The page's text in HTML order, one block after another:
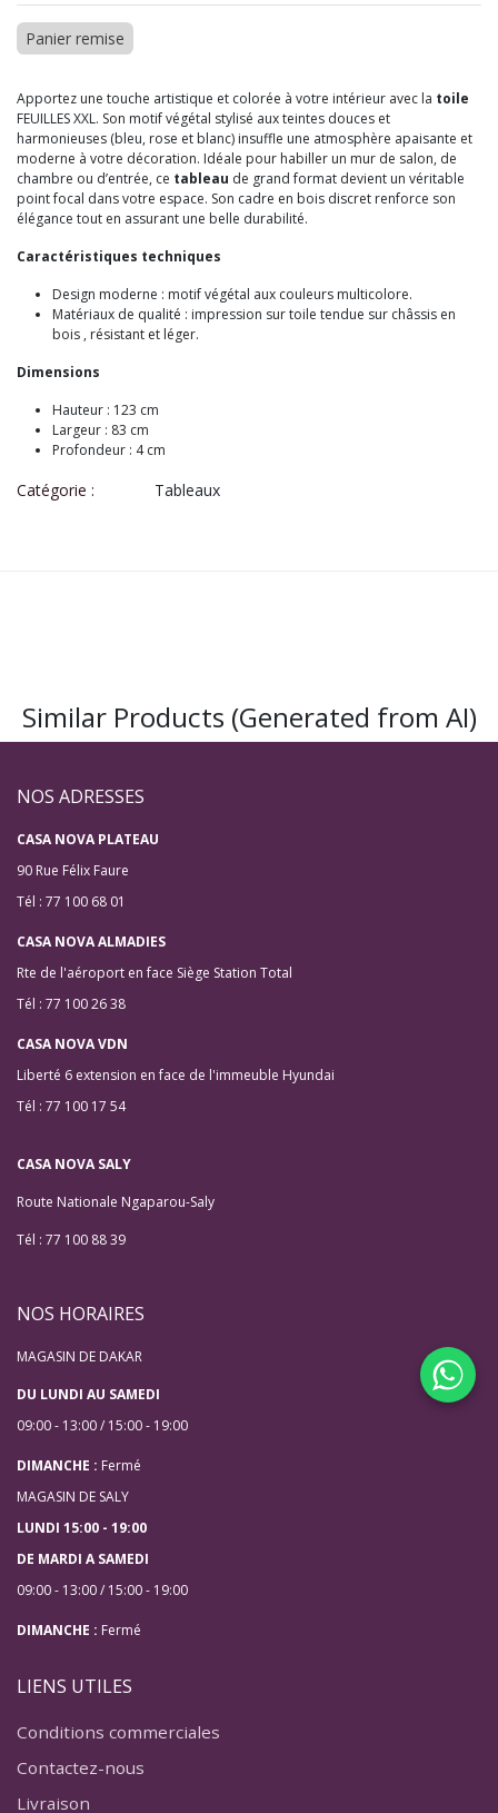
Panier remise
Apportez une touche artistique et colorée à votre intérieur avec la toile
FEUILLES XXL. Son motif végétal stylisé aux teintes douces et
harmonieuses (bleu, rose et blanc) insuffle une atmosphère apaisante et
moderne à votre décoration. Idéale pour habiller un mur de salon, de
chambre ou d’entrée, ce tableau de grand format devient un véritable
point focal dans votre espace. Son cadre en bois discret renforce son
élégance tout en assurant une belle durabilité.
Caractéristiques techniques
Design moderne : motif végétal aux couleurs multicolore.
Matériaux de qualité : impression sur toile tendue sur châssis en
bois , résistant et léger.
Dimensions
Hauteur : 123 cm
Largeur : 83 cm
Profondeur : 4 cm
Catégorie : Tableaux
Similar Products (Generated from AI)
NOS ADRESSES
CASA NOVA PLATEAU
90 Rue Félix Faure
Tél : 77 100 68 01
CASA NOVA ALMADIES
Rte de l'aéroport en face Siège Station Total
Tél : 77 100 26 38
CASA NOVA VDN
Liberté 6 extension en face de l'immeuble Hyundai
Tél : 77 100 17 54
CASA NOVA SALY
Route Nationale Ngaparou-Saly
Tél : 77 100 88 39
NOS HORAIRES
MAGASIN DE DAKAR
DU LUNDI AU SAMEDI
09:00 - 13:00 / 15:00 - 19:00
DIMANCHE : Fermé
MAGASIN DE SALY
LUNDI 15:00 - 19:00
DE MARDI A SAMEDI
09:00 - 13:00 / 15:00 - 19:00
DIMANCHE : Fermé
LIENS UTILES
Conditions commerciales
Contactez-nous
Livraison